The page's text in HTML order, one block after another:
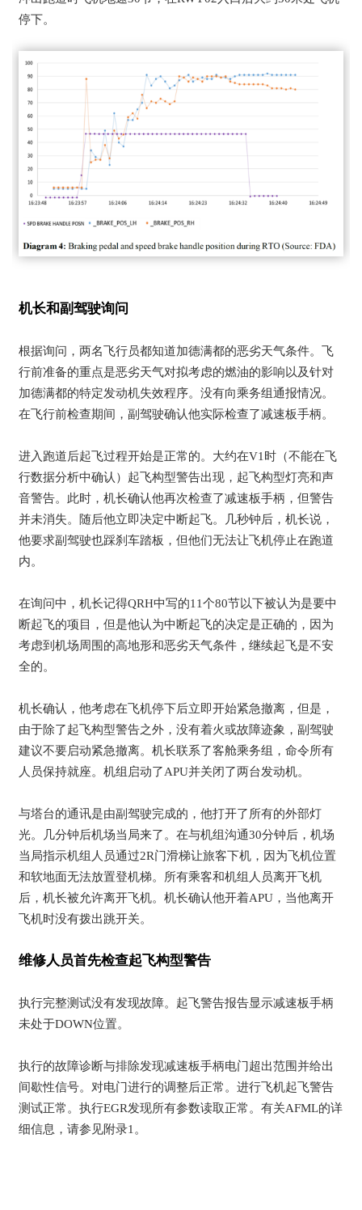
停下。
机长和副驾驶询问
根据询问，两名飞行员都知道加德满都的恶劣天气条件。飞
行前准备的重点是恶劣天气对拟考虑的燃油的影响以及针对
加德满都的特定发动机失效程序。没有向乘务组通报情况。
在飞行前检查期间，副驾驶确认他实际检查了减速板手柄。
进入跑道后起飞过程开始是正常的。大约在V1时（不能在飞
行数据分析中确认）起飞构型警告出现，起飞构型灯亮和声
音警告。此时，机长确认他再次检查了减速板手柄，但警告
并未消失。随后他立即决定中断起飞。几秒钟后，机长说，
他要求副驾驶也踩刹车踏板，但他们无法让飞机停止在跑道
内。
在询问中，机长记得QRH中写的11个80节以下被认为是要中
断起飞的项目，但是他认为中断起飞的决定是正确的，因为
考虑到机场周围的高地形和恶劣天气条件，继续起飞是不安
全的。
机长确认，他考虑在飞机停下后立即开始紧急撤离，但是，
由于除了起飞构型警告之外，没有着火或故障迹象，副驾驶
建议不要启动紧急撤离。机长联系了客舱乘务组，命令所有
人员保持就座。机组启动了APU并关闭了两台发动机。
与塔台的通讯是由副驾驶完成的，他打开了所有的外部灯
光。几分钟后机场当局来了。在与机组沟通30分钟后，机场
当局指示机组人员通过2R门滑梯让旅客下机，因为飞机位置
和软地面无法放置登机梯。所有乘客和机组人员离开飞机
后，机长被允许离开飞机。机长确认他开着APU，当他离开
飞机时没有拨出跳开关。
维修人员首先检查起飞构型警告
执行完整测试没有发现故障。起飞警告报告显示减速板手柄
未处于DOWN位置。
执行的故障诊断与排除发现减速板手柄电门超出范围并给出
间歇性信号。对电门进行的调整后正常。进行飞机起飞警告
测试正常。执行EGR发现所有参数读取正常。有关AFML的详
细信息，请参见附录1。